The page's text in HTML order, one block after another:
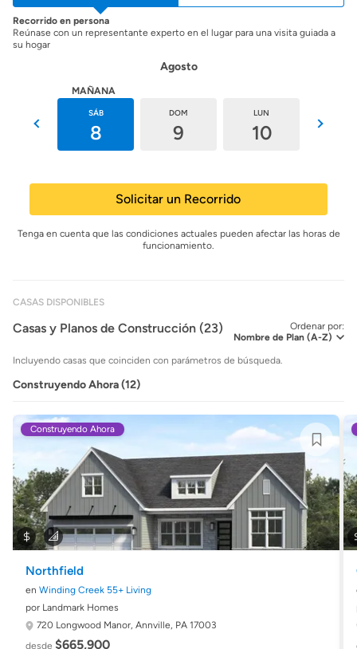
Recorrido en persona
Reúnase con un representante experto en el lugar para una visita guiada a
su hogar
Agosto
MAÑANA
SÁB
8
DOM
9
LUN
10
Solicitar un Recorrido
Tenga en cuenta que las condiciones actuales pueden afectar las horas de
funcionamiento.
CASAS DISPONIBLES
Ordenar por:
Casas y Planos de Construcción (23)
Incluyendo casas que coinciden con parámetros de búsqueda.
Construyendo Ahora (12)
Construyendo Ahora
Northfield
en Winding Creek 55+ Living
por Landmark Homes
720 Longwood Manor, Annville, PA 17003
desde $665,900